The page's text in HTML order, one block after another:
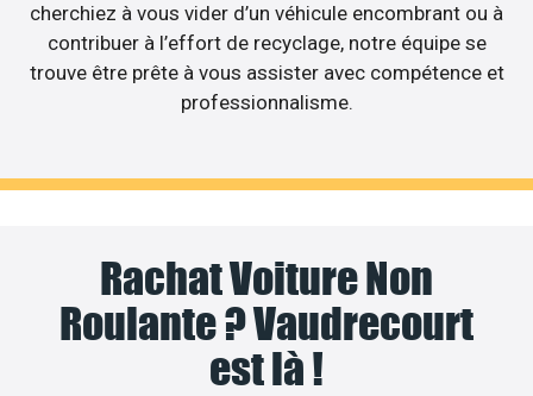
cherchiez à vous vider d’un véhicule encombrant ou à
contribuer à l’effort de recyclage, notre équipe se
trouve être prête à vous assister avec compétence et
professionnalisme.
Rachat Voiture Non
Roulante ? Vaudrecourt
est là !